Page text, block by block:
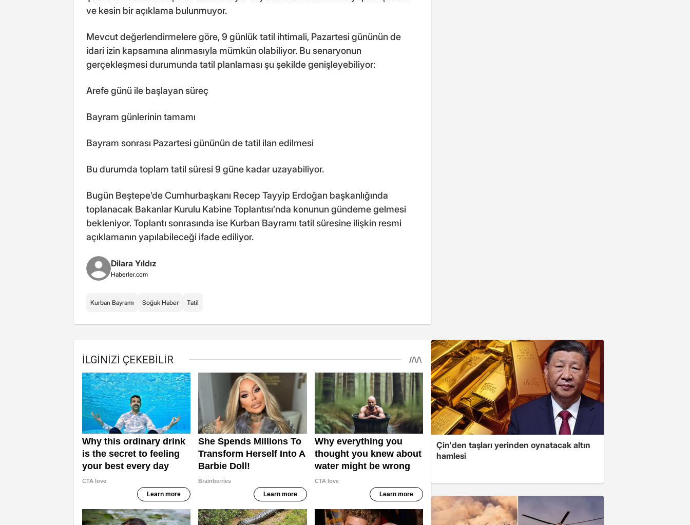
ve kesin bir açıklama bulunmuyor.
Mevcut değerlendirmelere göre, 9 günlük tatil ihtimali, Pazartesi gününün de
idari izin kapsamına alınmasıyla mümkün olabiliyor. Bu senaryonun
gerçekleşmesi durumunda tatil planlaması şu şekilde genişleyebiliyor:
Arefe günü ile başlayan süreç
Bayram günlerinin tamamı
Bayram sonrası Pazartesi gününün de tatil ilan edilmesi
Bu durumda toplam tatil süresi 9 güne kadar uzayabiliyor.
Bugün Beştepe’de Cumhurbaşkanı Recep Tayyip Erdoğan başkanlığında
toplanacak Bakanlar Kurulu Kabine Toplantısı’nda konunun gündeme gelmesi
bekleniyor. Toplantı sonrasında ise Kurban Bayramı tatil süresine ilişkin resmi
açıklamanın yapılabileceği ifade ediliyor.
Dilara Yıldız
Haberler.com
Kurban Bayramı Soğuk Haber Tatil
Çin'den taşları yerinden oynatacak altın
hamlesi